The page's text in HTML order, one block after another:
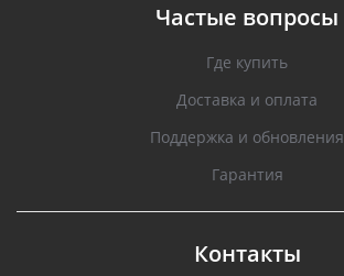
Частые вопросы
Где купить
Доставка и оплата
Поддержка и обновления
Гарантия
Контакты